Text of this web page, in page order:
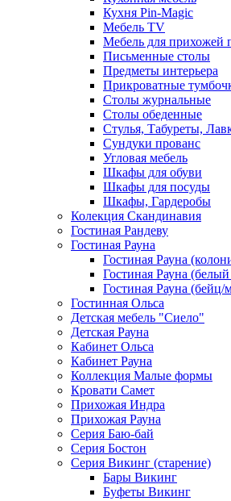
Кухня Pin-Magic
Мебель TV
Мебель для прихожей
Письменные столы
Предметы интерьера
Прикроватные
Столы журнальные
Столы обеденные
Стулья, Табуреты,
Сундуки прованс
Угловая мебель
Шкафы для обуви
Шкафы для посуды
Шкафы, Гардеробы
Колекция Скандинавия
Гостиная Рандеву
Гостиная Рауна
Гостиная Рауна
Гостиная Рауна
Гостиная Рауна (бейц/
Гостинная Ольса
Детская мебель "Сиело"
Детская Рауна
Кабинет Ольса
Кабинет Рауна
Коллекция Малые формы
Кровати Самет
Прихожая Индра
Прихожая Рауна
Серия Баю-бай
Серия Бостон
Серия Викинг (старение)
Бары Викинг
Буфеты Викинг